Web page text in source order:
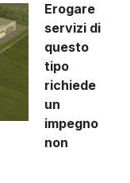
Erogare
servizi di
questo
tipo
richiede
un
impegno
non